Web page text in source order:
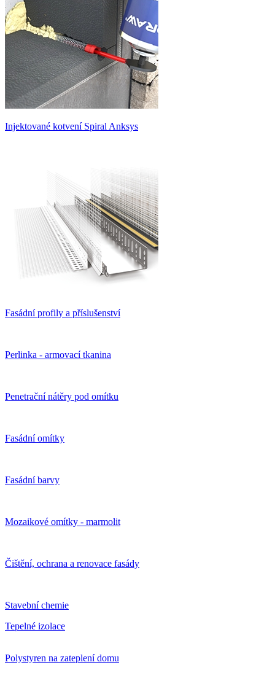
Injektované kotvení Spiral Anksys
Fasádní profily a příslušenství
Perlinka - armovací tkanina
Penetrační nátěry pod omítku
Fasádní omítky
Fasádní barvy
Mozaikové omítky - marmolit
Čištění, ochrana a renovace fasády
Stavební chemie
Tepelné izolace
Polystyren na zateplení domu